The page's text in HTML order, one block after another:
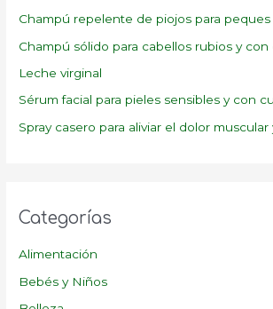
p
o
Champú repelente de piojos para peques
Champú sólido para cabellos rubios y con
Leche virginal
Sérum facial para pieles sensibles y con
Spray casero para aliviar el dolor muscular
Categorías
Alimentación
Bebés y Niños